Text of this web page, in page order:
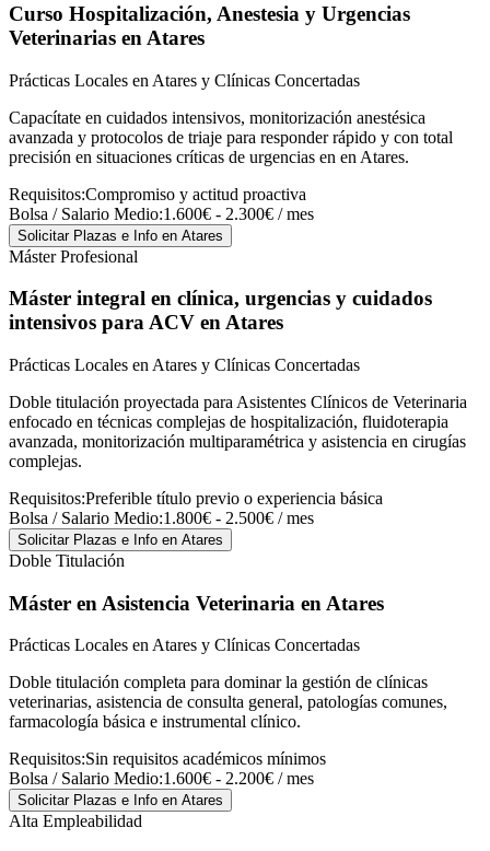
Curso Hospitalización, Anestesia y Urgencias
Veterinarias en Atares
Prácticas Locales en Atares y Clínicas Concertadas
Capacítate en cuidados intensivos, monitorización anestésica
avanzada y protocolos de triaje para responder rápido y con total
precisión en situaciones críticas de urgencias en en Atares.
Requisitos:Compromiso y actitud proactiva
Bolsa / Salario Medio:1.600€ - 2.300€ / mes
Solicitar Plazas e Info en Atares
Máster Profesional
Máster integral en clínica, urgencias y cuidados
intensivos para ACV en Atares
Prácticas Locales en Atares y Clínicas Concertadas
Doble titulación proyectada para Asistentes Clínicos de Veterinaria
enfocado en técnicas complejas de hospitalización, fluidoterapia
avanzada, monitorización multiparamétrica y asistencia en cirugías
complejas.
Requisitos:Preferible título previo o experiencia básica
Bolsa / Salario Medio:1.800€ - 2.500€ / mes
Solicitar Plazas e Info en Atares
Doble Titulación
Máster en Asistencia Veterinaria en Atares
Prácticas Locales en Atares y Clínicas Concertadas
Doble titulación completa para dominar la gestión de clínicas
veterinarias, asistencia de consulta general, patologías comunes,
farmacología básica e instrumental clínico.
Requisitos:Sin requisitos académicos mínimos
Bolsa / Salario Medio:1.600€ - 2.200€ / mes
Solicitar Plazas e Info en Atares
Alta Empleabilidad